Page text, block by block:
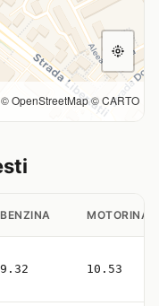
© OpenStreetMap © CARTO
BENZINA MOTORINA
9.32 10.53